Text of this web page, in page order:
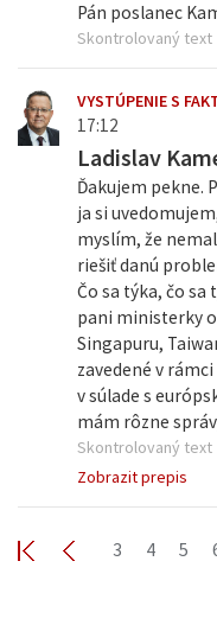
Pán poslanec
Skontrolovaný text
VYSTÚPENIE S
17:12
Ladislav
Ďakujem pekne.
ja si
myslím, že
riešiť danú
Čo sa týka, čo sa
pani ministerky
Singapuru,
zavedené v
v súlade s
mám rôzne
Skontrolovaný text
Zobrazit prepis
3 4 5